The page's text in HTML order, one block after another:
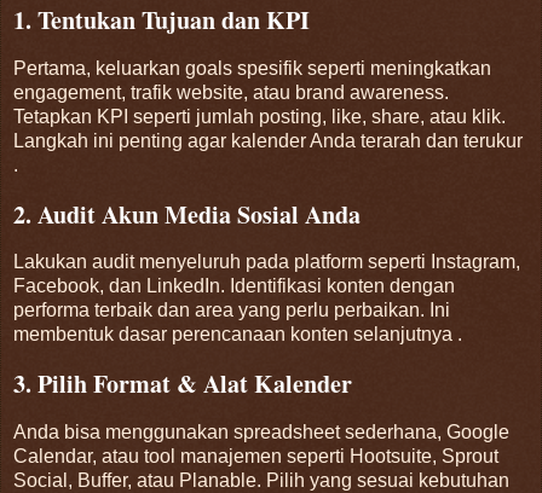
1. Tentukan Tujuan dan KPI
Pertama, keluarkan goals spesifik seperti meningkatkan
engagement, trafik website, atau brand awareness.
Tetapkan KPI seperti jumlah posting, like, share, atau klik.
Langkah ini penting agar kalender Anda terarah dan terukur
.
2. Audit Akun Media Sosial Anda
Lakukan audit menyeluruh pada platform seperti Instagram,
Facebook, dan LinkedIn. Identifikasi konten dengan
performa terbaik dan area yang perlu perbaikan. Ini
membentuk dasar perencanaan konten selanjutnya .
3. Pilih Format & Alat Kalender
Anda bisa menggunakan spreadsheet sederhana, Google
Calendar, atau tool manajemen seperti Hootsuite, Sprout
Social, Buffer, atau Planable. Pilih yang sesuai kebutuhan